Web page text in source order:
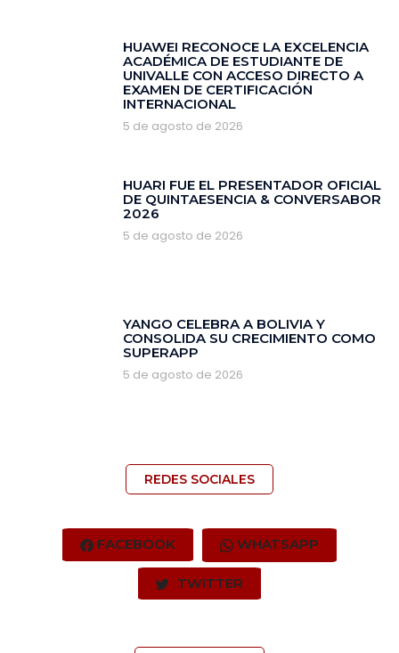
HUAWEI RECONOCE LA EXCELENCIA
ACADÉMICA DE ESTUDIANTE DE
UNIVALLE CON ACCESO DIRECTO A
EXAMEN DE CERTIFICACIÓN
INTERNACIONAL
5 de agosto de 2026
HUARI FUE EL PRESENTADOR OFICIAL
DE QUINTAESENCIA & CONVERSABOR
2026
5 de agosto de 2026
YANGO CELEBRA A BOLIVIA Y
CONSOLIDA SU CRECIMIENTO COMO
SUPERAPP
5 de agosto de 2026
REDES SOCIALES
FACEBOOK WHATSAPP
TWITTER